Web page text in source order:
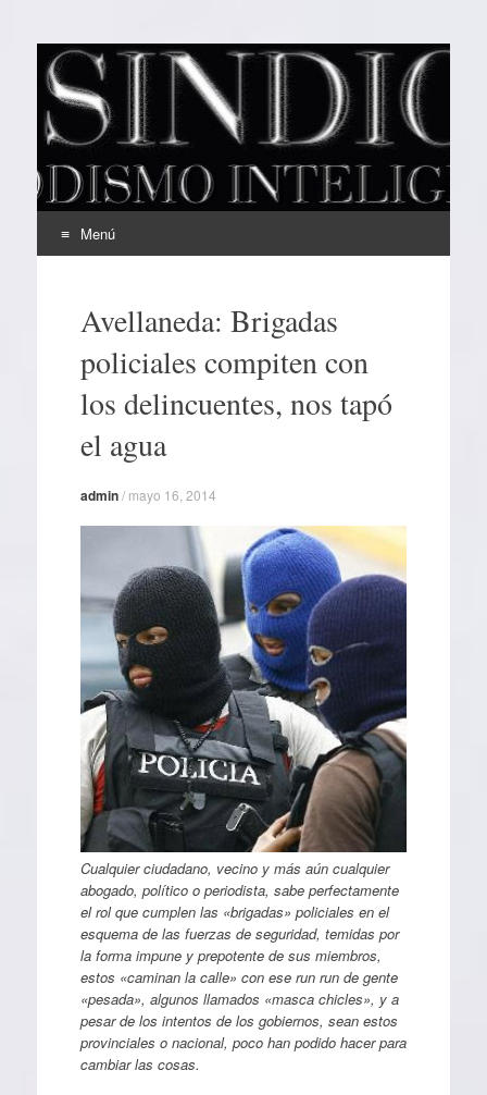
EL SINDICAL
Periodismo Inteligente
Menú
contenidoAvellaneda: Brigadas
policiales compiten con
los delincuentes, nos tapó
el agua
admin/ mayo 16, 2014
Cualquier ciudadano, vecino y más aún cualquier
abogado, político o periodista, sabe perfectamente
el rol que cumplen las «brigadas» policiales en el
esquema de las fuerzas de seguridad, temidas por
la forma impune y prepotente de sus miembros,
estos «caminan la calle» con ese run run de gente
«pesada», algunos llamados «masca chicles», y a
pesar de los intentos de los gobiernos, sean estos
provinciales o nacional, poco han podido hacer para
cambiar las cosas.